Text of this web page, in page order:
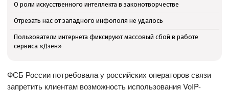
О роли искусственного интеллекта в законотворчестве
Отрезать нас от западного инфополя не удалось
Пользователи интернета фиксируют массовый сбой в работе
сервиса «Дзен»
ФСБ России потребовала у российских операторов связи
запретить клиентам возможность использования VoIP-